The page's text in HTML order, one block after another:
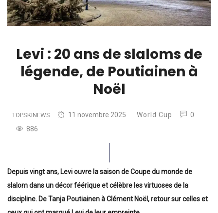
Levi : 20 ans de slaloms de
légende, de Poutiainen à
Noël
TOPSKINEWS 11 novembre 2025 World Cup
0
886
Depuis vingt ans, Levi ouvre la saison de Coupe du monde de
slalom dans un décor féérique et célèbre les virtuoses de la
discipline. De Tanja Poutiainen à Clément Noël, retour sur celles et